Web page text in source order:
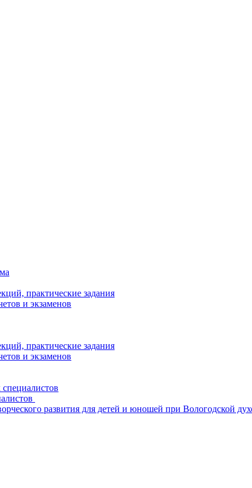
практические задания
и экзаменов
практические задания
и экзаменов
развития для детей и юношей при Вологодской